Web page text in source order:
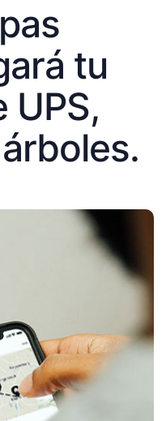
tu
UPS,